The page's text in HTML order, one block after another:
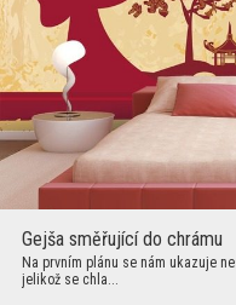
Gejša směřující do chrámu
Na prvním plánu se nám ukazuje
jelikož se chla...